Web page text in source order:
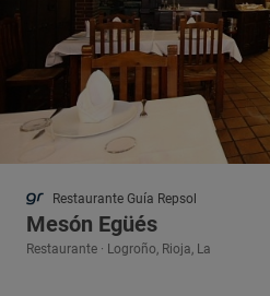
Restaurante Guía Repsol
Mesón Egüés
Restaurante · Logroño, Rioja, La